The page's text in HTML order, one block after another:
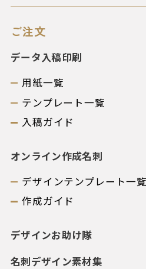
ご注文
データ入稿印刷
用紙一覧
テンプレート一覧
入稿ガイド
オンライン作成名刺
デザインテンプレート一覧
作成ガイド
デザインお助け隊
名刺デザイン素材集